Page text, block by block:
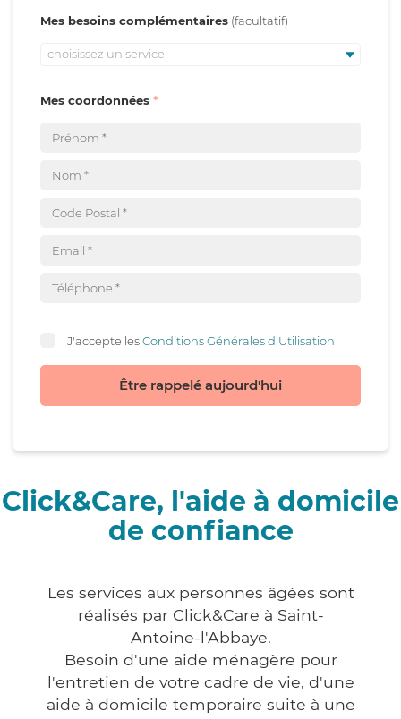
Mes besoins complémentaires
choisissez un service
Mes coordonnées
J'accepte lesConditions Générales d'Utilisation
Être rappelé aujourd'hui
Click&Care, l'aide à domicile
de confiance
Les services aux personnes âgées sont
réalisés par Click&Care à Saint-
Antoine-l'Abbaye.
Besoin d'une aide ménagère pour
l'entretien de votre cadre de vie, d'une
aide à domicile temporaire suite à une